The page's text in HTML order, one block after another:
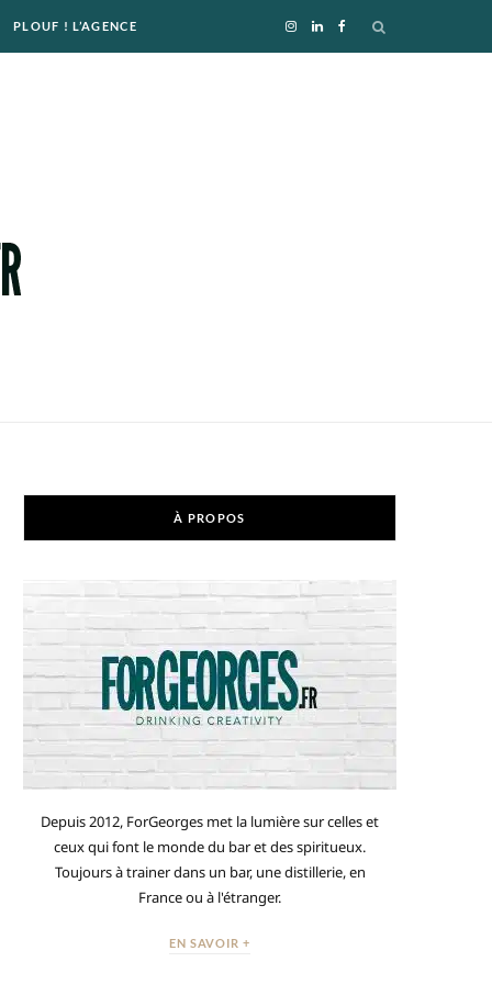
I L
PLOUF ! L’AGENCE
À PROPOS
Depuis 2012, ForGeorges met la lumière sur celles et
ceux qui font le monde du bar et des spiritueux.
Toujours à trainer dans un bar, une distillerie, en
France ou à l'étranger.
EN SAVOIR +